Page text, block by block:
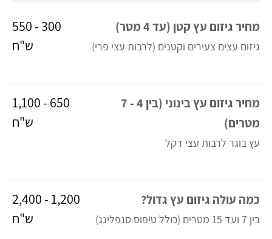
מחיר גיזום עץ קטן (עד 4 מטר)
גיזום עצים צעירים וקטנים (לרבות עצי פרי)
300 - 550
ש"ח
מחיר גיזום עץ בינוני (בין 4 - 7
מטרים)
עץ בוגר לרבות עצי דקל
650 - 1,100
ש"ח
כמה עולה גיזום עץ גדול?
בין 7 ועד 15 מטרים (כולל טיפוס סנפלינג)
1,200 - 2,400
ש"ח